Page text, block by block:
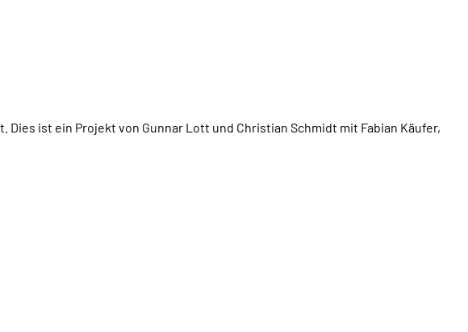
ist ein Projekt von Gunnar Lott und Christian Schmidt mit Fabian Käufer,